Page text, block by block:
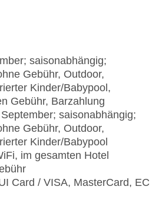
saisonabhängig;
Gebühr, Outdoor,
Kinder/Babypool,
Gebühr, Barzahlung
saisonabhängig;
Gebühr, Outdoor,
Kinder/Babypool
im gesamten Hotel
Card / VISA, MasterCard, EC